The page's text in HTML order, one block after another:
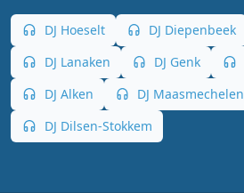
DJ Hoeselt DJ Diepenbeek
DJ Lanaken
DJ Genk
DJ Alken
DJ Maasmechelen
DJ Dilsen-Stokkem